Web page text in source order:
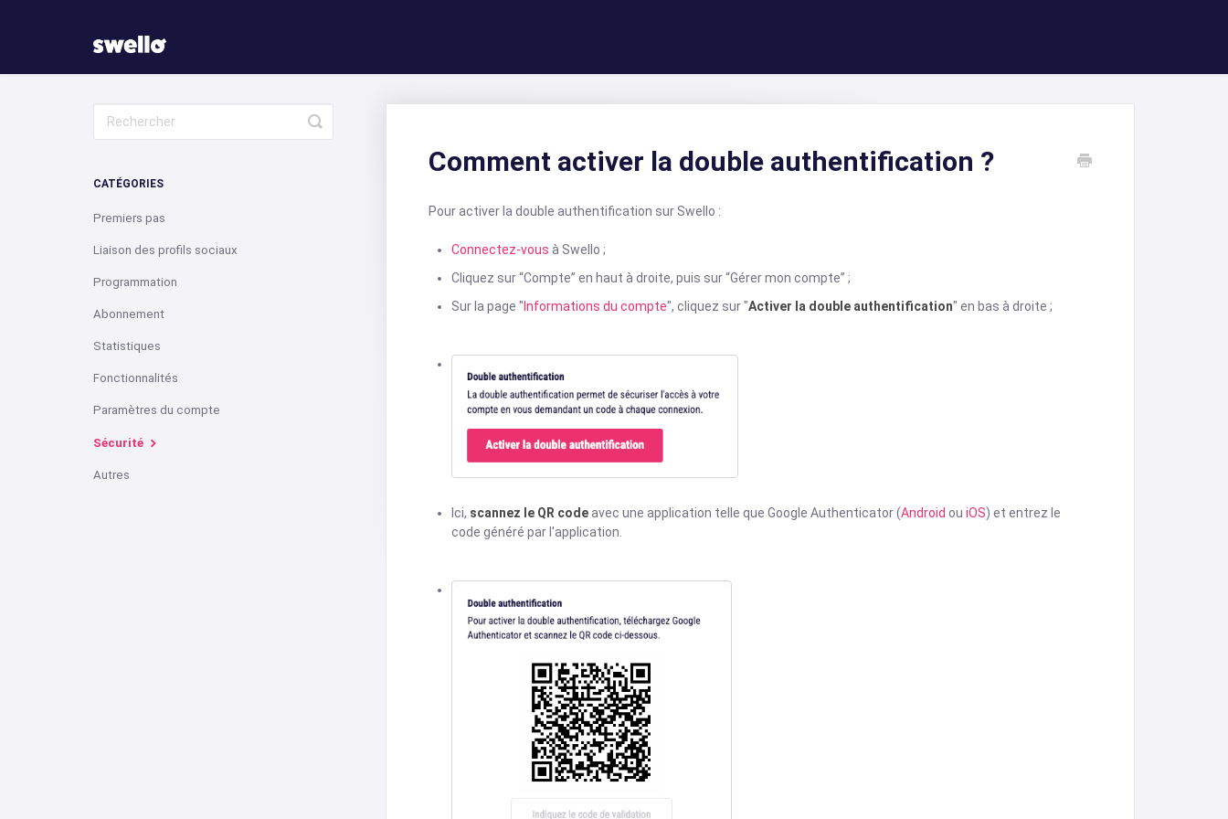
Comment activer la double authentification ?
Pour activer la double authentification sur Swello :
Connectez-vous à Swello ;
Cliquez sur “Compte” en haut à droite, puis sur “Gérer mon compte” ;
Sur la page " Informations du compte", cliquez sur "Activer la double authentification" en bas à droite ;
Ici, scannez le QR code avec une application telle que Google Authenticator (Android ouiOS) et entrez le
code généré par l'application.
Toggle
Search
CATÉGORIES
Premiers pas
Liaison des profils sociaux
Programmation
Abonnement
Statistiques
Fonctionnalités
Paramètres du compte
Sécurité
Autres